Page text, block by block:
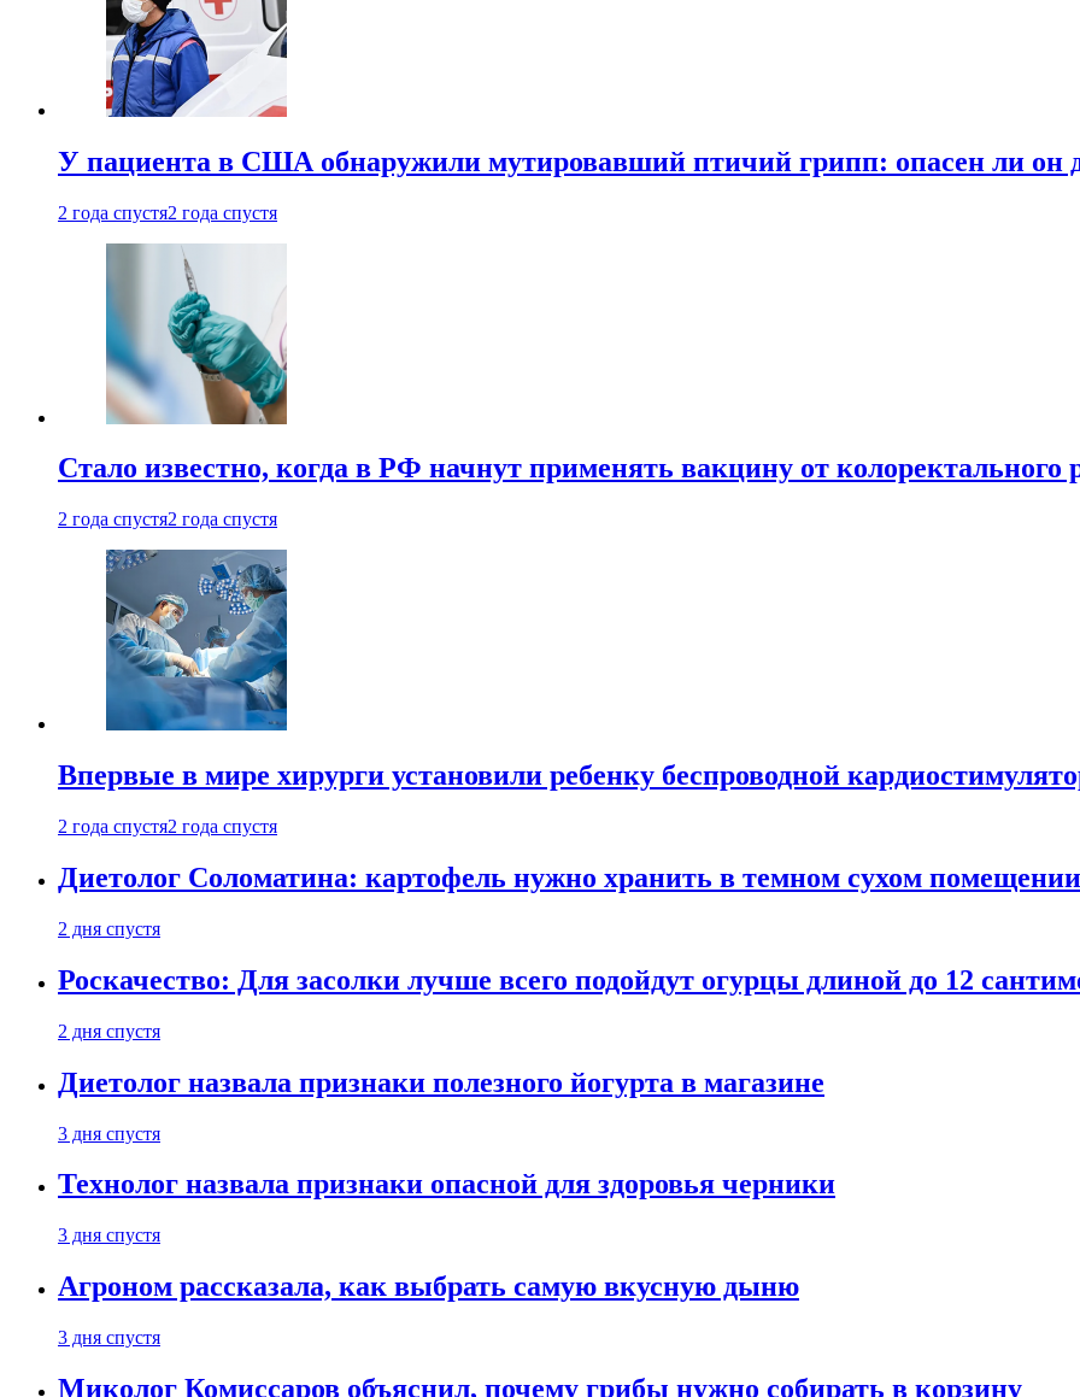
У пациента в США обнаружили мутировавший птичий грипп: опасен ли он
2 года спустя2 года спустя
Стало известно, когда в РФ начнут применять вакцину от колоректального
2 года спустя2 года спустя
Впервые в мире хирурги установили ребенку беспроводной
2 года спустя2 года спустя
Диетолог Соломатина: картофель нужно хранить в темном сухом помещении
2 дня спустя
Роскачество: Для засолки лучше всего подойдут огурцы длиной до 12
2 дня спустя
Диетолог назвала признаки полезного йогурта в магазине
3 дня спустя
Технолог назвала признаки опасной для здоровья черники
3 дня спустя
Агроном рассказала, как выбрать самую вкусную дыню
3 дня спустя
Миколог Комиссаров объяснил, почему грибы нужно собирать в корзину